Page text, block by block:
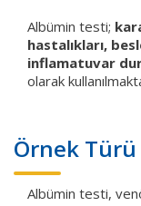
Albümin testi;
hastalıkları,
inflamatuvar
olarak
Örnek Türü
Albümin testi,